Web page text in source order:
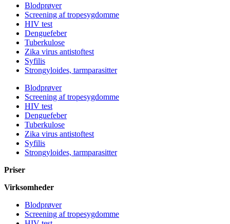
Blodprøver
Screening af tropesygdomme
HIV test
Denguefeber
Tuberkulose
Zika virus antistoftest
Syfilis
Strongyloides, tarmparasitter
Blodprøver
Screening af tropesygdomme
HIV test
Denguefeber
Tuberkulose
Zika virus antistoftest
Syfilis
Strongyloides, tarmparasitter
Priser
Virksomheder
Blodprøver
Screening af tropesygdomme